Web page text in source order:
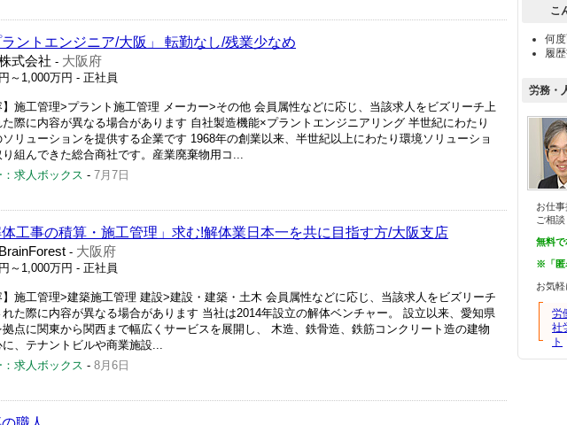
ラントエンジニア/大阪」 転勤なし/残業少なめ
式会社 - 大阪府
～1,000万円 - 正社員
】施工管理>プラント施工管理 メーカー>その他 会員属性などに応じ、当該求人をビズリーチ上
際に内容が異なる場合があります 自社製造機能×プラントエンジニアリング 半世紀にわたり
リューションを提供する企業です 1968年の創業以来、半世紀以上にわたり環境ソリューショ
り組んできた総合商社です。産業廃棄物用コ...
求人ボックス - 7月7日
体工事の積算・施工管理」求む!解体業日本一を共に目指す方/大阪支店
- 大阪府
～1,000万円 - 正社員
】施工管理>建築施工管理 建設>建設・建築・土木 会員属性などに応じ、当該求人をビズリーチ
た際に内容が異なる場合があります 当社は2014年設立の解体ベンチャー。 設立以来、愛知県
点に関東から関西まで幅広くサービスを展開し、 木造、鉄骨造、鉄筋コンクリート造の建物
、テナントビルや商業施設...
求人ボックス - 8月6日
こ
何
履
労務・
お仕
ご相談
無料で
※「匿
お気軽
労
社
ト